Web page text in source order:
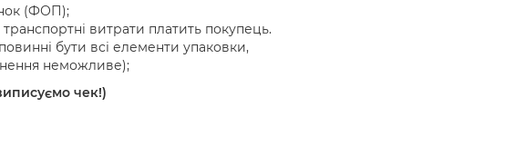
(ФОП);
витрати платить покупець.
бути всі елементи упаковки,
неможливе);
чек!)